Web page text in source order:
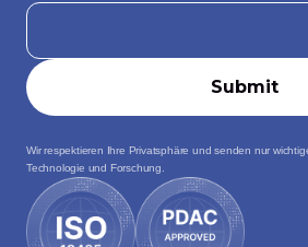
Wir respektieren Ihre Privatsphäre und senden nur
Technologie und Forschung.